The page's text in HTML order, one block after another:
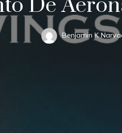
Benjamin K